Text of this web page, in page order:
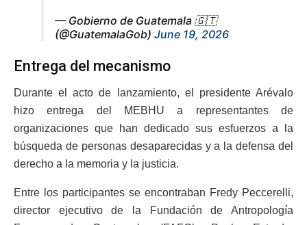
— Gobierno de Guatemala 🇬🇹
(@GuatemalaGob) June 19, 2026
Entrega del mecanismo
Durante el acto de lanzamiento, el presidente Arévalo
hizo entrega del MEBHU a representantes de
organizaciones que han dedicado sus esfuerzos a la
búsqueda de personas desaparecidas y a la defensa del
derecho a la memoria y la justicia.
Entre los participantes se encontraban Fredy Peccerelli,
director ejecutivo de la Fundación de Antropología